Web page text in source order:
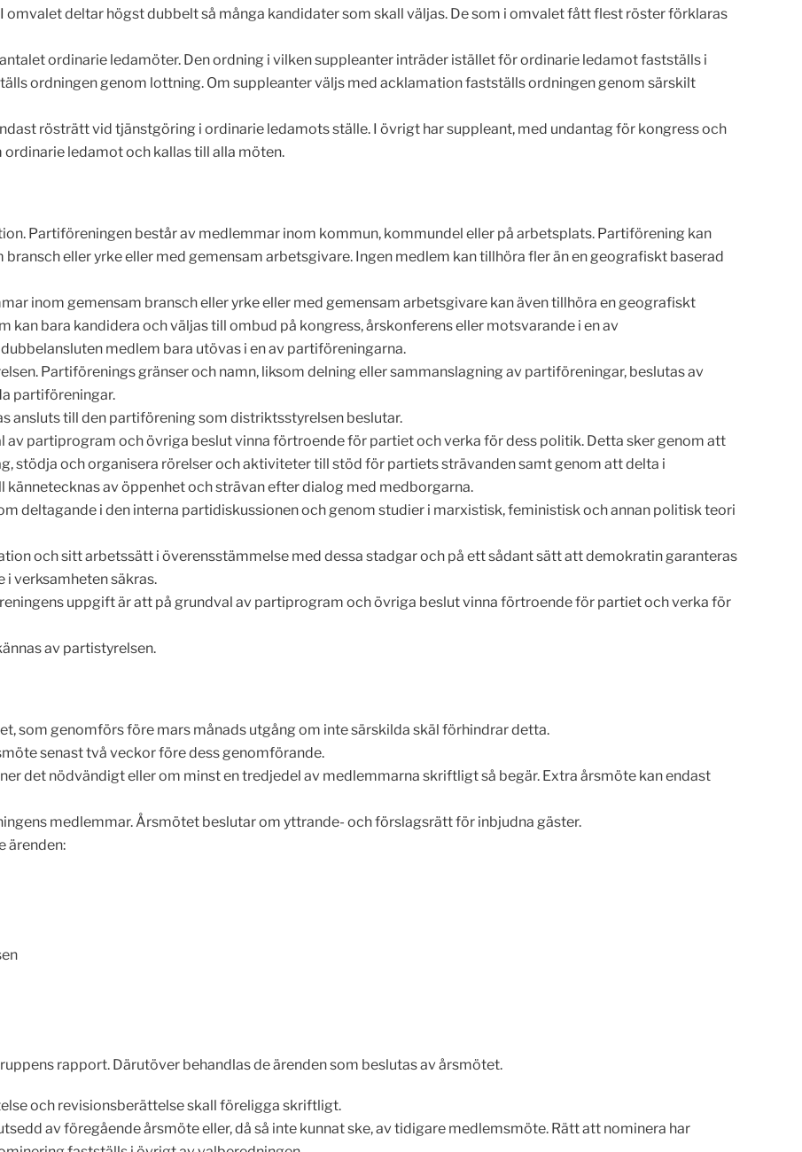
omvalet deltar högst dubbelt så många kandidater som skall väljas. De som i omvalet fått flest röster förklaras
ordinarie ledamöter. Den ordning i vilken suppleanter inträder istället för ordinarie ledamot fastställs i
ordningen genom lottning. Om suppleanter väljs med acklamation fastställs ordningen genom särskilt
rösträtt vid tjänstgöring i ordinarie ledamots ställe. I övrigt har suppleant, med undantag för kongress och
ledamot och kallas till alla möten.
Partiföreningen består av medlemmar inom kommun, kommundel eller på arbetsplats. Partiförening kan
eller yrke eller med gemensam arbetsgivare. Ingen medlem kan tillhöra fler än en geografiskt baserad
inom gemensam bransch eller yrke eller med gemensam arbetsgivare kan även tillhöra en geografiskt
kan bara kandidera och väljas till ombud på kongress, årskonferens eller motsvarande i en av
medlem bara utövas i en av partiföreningarna.
Partiförenings gränser och namn, liksom delning eller sammanslagning av partiföreningar, beslutas av
partiföreningar.
ansluts till den partiförening som distriktsstyrelsen beslutar.
partiprogram och övriga beslut vinna förtroende för partiet och verka för dess politik. Detta sker genom att
stödja och organisera rörelser och aktiviteter till stöd för partiets strävanden samt genom att delta i
av öppenhet och strävan efter dialog med medborgarna.
deltagande i den interna partidiskussionen och genom studier i marxistisk, feministisk och annan politisk teori
och sitt arbetssätt i överensstämmelse med dessa stadgar och på ett sådant sätt att demokratin garanteras
verksamheten säkras.
uppgift är att på grundval av partiprogram och övriga beslut vinna förtroende för partiet och verka för
av partistyrelsen.
som genomförs före mars månads utgång om inte särskilda skäl förhindrar detta.
senast två veckor före dess genomförande.
det nödvändigt eller om minst en tredjedel av medlemmarna skriftligt så begär. Extra årsmöte kan endast
medlemmar. Årsmötet beslutar om yttrande- och förslagsrätt för inbjudna gäster.
ärenden:
rapport. Därutöver behandlas de ärenden som beslutas av årsmötet.
och revisionsberättelse skall föreligga skriftligt.
av föregående årsmöte eller, då så inte kunnat ske, av tidigare medlemsmöte. Rätt att nominera har